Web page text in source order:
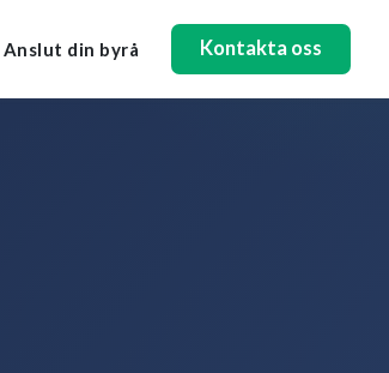
Anslut din byrå Kontakta oss